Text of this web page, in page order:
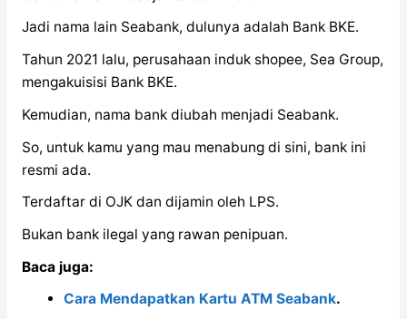
Jadi nama lain Seabank, dulunya adalah Bank BKE.
Tahun 2021 lalu, perusahaan induk shopee, Sea Group,
mengakuisisi Bank BKE.
Kemudian, nama bank diubah menjadi Seabank.
So, untuk kamu yang mau menabung di sini, bank ini
resmi ada.
Terdaftar di OJK dan dijamin oleh LPS.
Bukan bank ilegal yang rawan penipuan.
Baca juga:
Cara Mendapatkan Kartu ATM Seabank.